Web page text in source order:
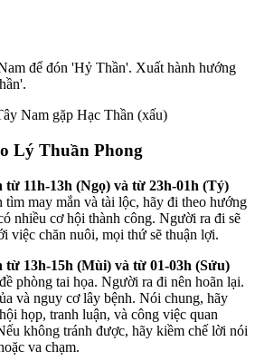
để đón 'Hỷ Thần'. Xuất hành hướng
Nam gặp Hạc Thần (xấu)
Lý Thuần Phong
11h-13h (Ngọ) và từ 23h-01h (Tý)
tìm may mắn và tài lộc, hãy đi theo hướng
nhiều cơ hội thành công. Người ra đi sẽ
việc chăn nuôi, mọi thứ sẽ thuận lợi.
13h-15h (Mùi) và từ 01-03h (Sửu)
phòng tai họa. Người ra đi nên hoãn lại.
và nguy cơ lây bệnh. Nói chung, hãy
họp, tranh luận, và công việc quan
không tránh được, hãy kiềm chế lời nói
va chạm.